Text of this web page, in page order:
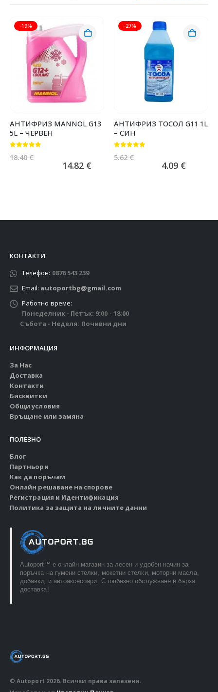
-19%
АНТИФРИЗ MANNOL G13
5L – ЧЕРВЕН
18.40€
14.82 €
-27%
АНТИФРИЗ ТОСОЛ G11 1L
– СИН
5.62€
4.09 €
КОНТАКТИ
Телефон: 0876 543 239
Email: autoportbg@gmail.com
Работно време:
Понеделник - Петък: 9:00 - 18:00
Събота - Неделя: Почивни дни
ИНФОРМАЦИЯ
За Нас
Доставка
Контакти
Бисквитки
Общи условия
Връщане или замяна
ПОЛЕЗНО
Блог
Партньори
Как да поръчам
Онлайн решаване на спорове
Регистрация и Идентификация
Политика за защита на личните данни
Autoport™ e онлайн магазин за лесен и удобен начин за
поръчка на гумени стелки, мокетни стелки, моторни масла,
добавки, и автоаксесоари. С любезно обслужване и бърза
доставка!
© Autoport 2026. Всички права запазени.